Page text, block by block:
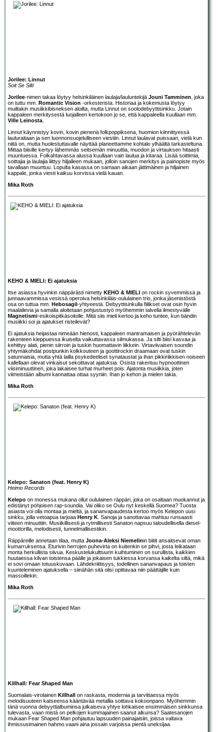
Jorilee: Linnut
Soit Se Silti
Jorilee-nimen takaa löytyy helsinkiläinen laulaja/lauluntekijä Jouni Tamminen , joka
on tuttu mm. Romantic Vision -orkesterista. Historiaa ja kokemusta löytyy
muiltakin musiikkibisneksen aloilta, mutta Linnut on soolodebyyttisinkku. Jotain
kappaleen merkitysestä luojalleen kertokoon jo se, että kappaleella kuullaan mm.
Ville Leinosta
Linnut käynnistyy kovin, kovin pienenä folkpoppiksena, huomion kiinnittyessä
lauluraitaan ja sen luonnonsuojelulliseen viestiin. Linnut laulavat puissaan, vielä kun
niitä on, mutta huolestuttavalle näyttää planeettamme kohtalo ylhäältä tarkasteltuna.
Mittaa biisille kertyy lähemmäs seitsemän minuuttia, muodon ja virtauksen hitaasti
muuntuessa. Folkahtavassa alussa kuullaan vain laulua ja kitaraa. Lisää soittimia,
soittajia ja laulajia liittyy hiljalleen mukaan, jolloin sanojen merkitys ja painopiste myös
tavallaan muuntuu. Lopulta kasassa on samaan aikaan jättimäinen ja hiljainen
kappale, jonka viesti kaikuu korvissa vielä kauan.
Mika Roth
KEHO & MIELI: Ei ajatuksia
Itse asiassa hyvinkin näppärästi nimetty KEHO & MIELI on rockin syvemmissä ja
junnaavammissa vesissä operoiva helsinkiläis-oululainen trio, jonka jäsenistöstä
osa on tuttua mm. Hebosagil-yhtyeestä. Debyyttisinkulla fiilikset ovat osin hyvin
maalailevia ja samalla aloitetaan pohjustustyö myöhemmin talvella ilmestyvälle
Magnetismi-esikoispitkäsoitolle. Mitä siis mieli kertoo ja keho tuntee, kun bändin
musiikki soi ja ajatukset risteilevät?
Ei ajatuksia heijastaa nimeään hienosti, kappaleen mantramaisen ja pyörähtelevän
rakenteen kieppuessa ikuiselta vaikuttavassa silmukassa. Ja silti biisi kasvaa ja
kehittyy alati, pienin siirroin ja tuskin huomattavin liikkein. Virtaviivaisen soundin
yhtymäkohdat postpunkin kolkkouteen ja goottirockin draamaan ovat tuskin
satunnaisia, mutta yhtä lailla psykedeeliset synataustat ja ihan pikkiriikkisen noiseen
kallellaan olevat vinkaisut sekoittavat ajatuksia. Osista rakentuu hypnoottinen
viisiminuuttinen, joka lakaisee turhat murheet pois. Ajatonta musiikkia, joten
viimeistään albumi kannattaa ottaa syyniin. Ihan jo kehon ja mielen takia.
Mika Roth
Kelepo: Sanaton (feat. Henry K)
Heimo Records
Kelepo on monessa mukana ollut oululainen räppäri, joka on osaltaan muokannut ja
edistänyt pohjoisen rap-soundia. Vai oliko se Oulu nyt keskellä Suomea? Tuosta
asiasta voi olla montaa ja mieltä, ja sananvapaudesta kertoo myös Kelepon uusi
sinkku, jolla vetoapua tarjoaa Henry K . Sanoja ja sanottavaa mahtuu runsaasti
viiteen minuuttiin. Musiikillisesti ja rytmillisesti Sanaton napsuu taloudellisella diesel-
moottorilla, melodisesti, tunnelmallisestikin.
Räppäreille annetaan tilaa, mutta Joona-Aleksi Niemelinin biitit ansaitsevat oman
kumarruksensa. Eturivin herrojen puhevirta on kuitenkin se pihvi, josta leikataan
monta herkullista siivua. Keskustelukulttuurin kuihtuminen on surullista, kaikkien
huutaessa kilvan toistensa päälle ja jokaisen tukkiessa korvansa kaikelta siltä, mikä
ei sovi omaan totuuskuvaan. Lähdekriittisyys, todellinen sananvapaus ja toisten
kuunteleminen ajatuksella – siinähän sitä olisi opittavaa niin päättäjille kuin
massoillekin.
Mika Roth
Killhall: Fear Shaped Man
Suomalais-virolainen Killhall on raskasta, modernia ja tarvittaessa myös
melodisuuteen katseensa kääntävää metallia soittava kokoonpano. Myöhemmin
tänä vuonna debyyttialbuminsa julkaiseva yhtye lohkaisee ensimmäisen sinkkunsa
tulevasta, vaan mistä on pelkojen kummajainen saanut alkunsa? Saatesanojen
mukaan Fear Shaped Man pohjautuu lapsuuden painajaisiin, joissa valtava
ihmissusimainen hahmo vaani aina jossain varjoissa pientä uneksijaa.